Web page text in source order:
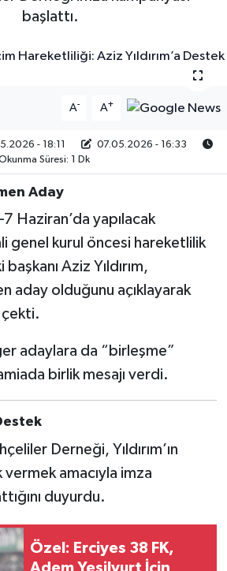
başlattı.
A- A+
- 18:11
07.05.2026 - 16:33
Süresi: 1 Dk
Aday
Haziran’da yapılacak
genel kurul öncesi hareketlilik
Aziz Yıldırım,
aday olduğunu açıklayarak
adaylara da “birleşme”
birlik mesajı verdi.
Derneği, Yıldırım’ın
vermek amacıyla imza
duyurdu.
Özel: Erciyes 38 FK,
Lig
Lig
Ligi
Ligleri